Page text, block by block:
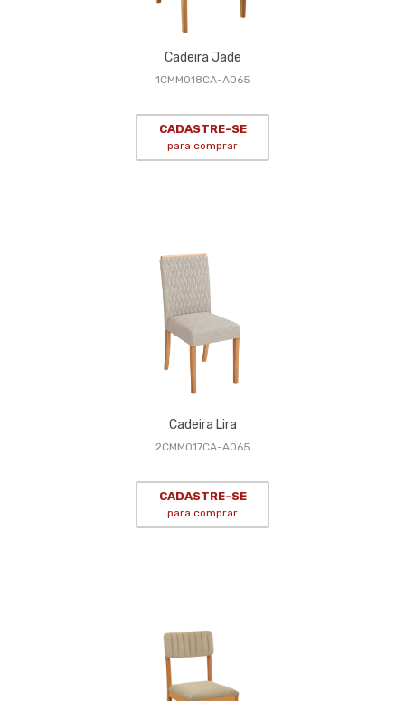
Cadeira Jade
1CMM018CA-A065
CADASTRE-SE
para comprar
Cadeira Lira
2CMM017CA-A065
CADASTRE-SE
para comprar